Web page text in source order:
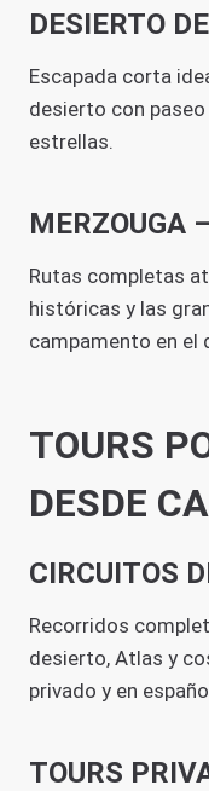
DESIERTO
Escapada corta
desierto con
estrellas.
MERZOUGA
Rutas completas
históricas y las
campamento en el
TOURS
DESDE
CIRCUITOS
Recorridos
desierto, Atlas y
privado y en
TOURS